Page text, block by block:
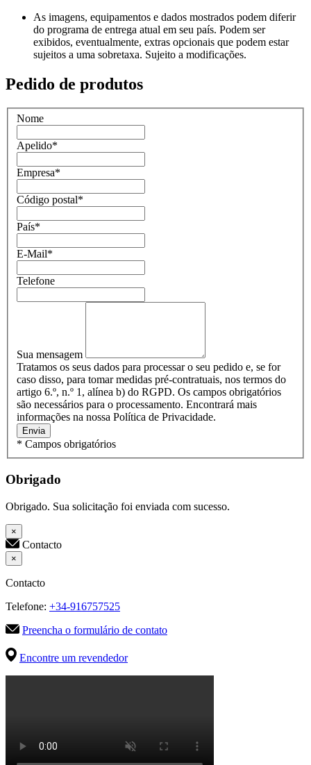
As imagens, equipamentos e dados mostrados podem diferir
do programa de entrega atual em seu país. Podem ser
exibidos, eventualmente, extras opcionais que podem estar
sujeitos a uma sobretaxa. Sujeito a modificações.
Pedido de produtos
Nome
Apelido*
Empresa*
Código postal*
País*
E-Mail*
Telefone
Sua mensagem
Tratamos os seus dados para processar o seu pedido e, se for
caso disso, para tomar medidas pré-contratuais, nos termos do
artigo 6.º, n.º 1, alínea b) do RGPD. Os campos obrigatórios
são necessários para o processamento. Encontrará mais
informações na nossa Política de Privacidade.
Envia
* Campos obrigatórios
Obrigado
Obrigado. Sua solicitação foi enviada com sucesso.
×
Contacto
×
Contacto
Telefone: +34-916757525
Preencha o formulário de contato
Encontre um revendedor